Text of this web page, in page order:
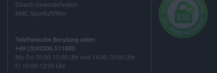
Eibach Gewindefedern
BMC Sportluftfilter
Telefonische Beratung unter:
+49 (0)33206.511880
Mo-Do 10:00-12:00 Uhr und 14:00-16:00 Uhr
Fr 10:00-12:00 Uhr